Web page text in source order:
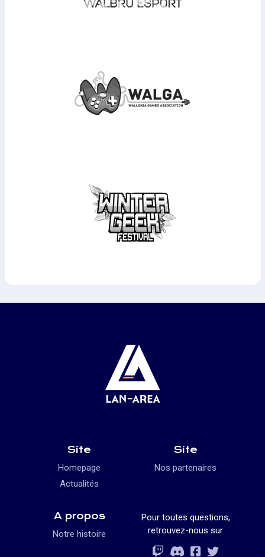
Site
Homepage
Actualités
Site
Nos partenaires
A propos
Notre histoire
Pour toutes questions,
retrouvez-nous sur